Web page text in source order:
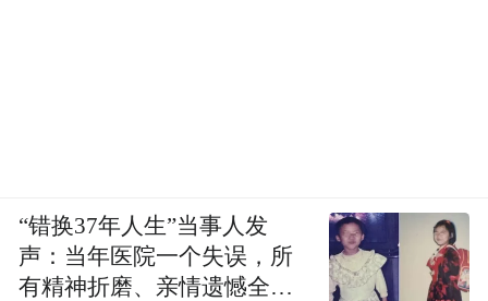
“错换37年人生”当事人发
声：当年医院一个失误，所
有精神折磨、亲情遗憾全部